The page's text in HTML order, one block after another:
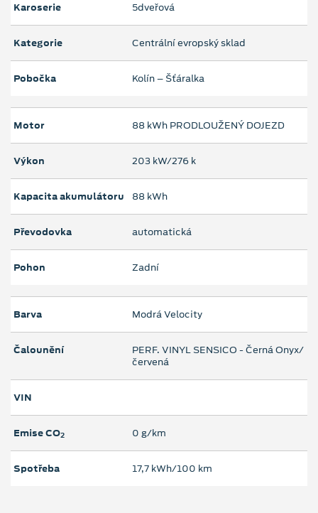
Karoserie 5dveřová
Kategorie Centrální evropský sklad
Pobočka Kolín – Šťáralka
Motor 88 kWh PRODLOUŽENÝ DOJEZD
Výkon 203 kW/276 k
Kapacita akumulátoru 88 kWh
Převodovka automatická
Pohon Zadní
Barva Modrá Velocity
Čalounění
PERF. VINYL SENSICO - Černá Onyx/
červená
VIN
Emise CO2 0 g/km
Spotřeba 17,7 kWh/100 km